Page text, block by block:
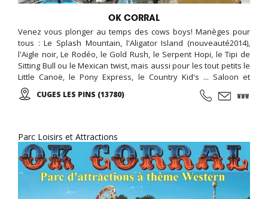
OK CORRAL
Venez vous plonger au temps des cows boys! Manèges pour
tous : Le Splash Mountain, l'Aligator Island (nouveauté2014),
l'Aigle noir, Le Rodéo, le Gold Rush, le Serpent Hopi, le Tipi de
Sitting Bull ou le Mexican twist, mais aussi pour les tout petits le
Little Canoë, le Pony Express, le Country Kid's ... Saloon et
Spectacles de qualité. Le monde des tipis vous accueille en VIP :
Dormez dans de confortables tipis avec accès au parc OK
CUGES LES PINS (13780)
Parc Loisirs et Attractions